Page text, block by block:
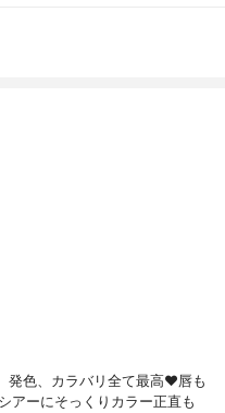
発色、カラバリ全て最高❤️唇も
アーにそっくりカラー正直も